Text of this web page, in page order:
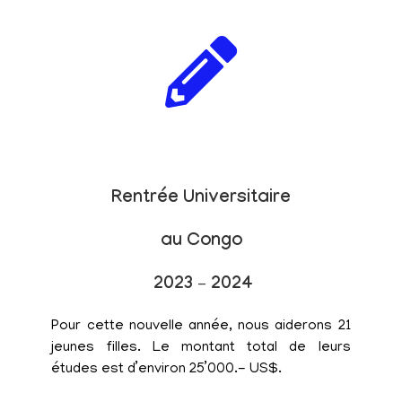
Rentrée Universitaire
au Congo
2023 – 2024
Pour cette nouvelle année, nous aiderons 21
jeunes filles. Le montant total de leurs
études est d’environ 25’000.- US$.